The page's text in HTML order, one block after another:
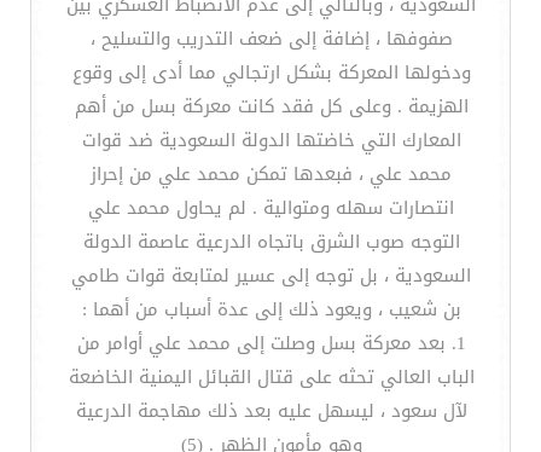
صفوفها ، إضافة إلى ضعف التدريب والتسليح ،
ودخولها المعركة بشكل ارتجالي مما أدى إلى وقوع
الهزيمة . وعلى كل فقد كانت معركة بسل من أهم
المعارك التي خاضتها الدولة السعودية ضد قوات
محمد علي ، فبعدها تمكن محمد علي من إحراز
انتصارات سهله ومتوالية . لم يحاول محمد علي
التوجه صوب الشرق باتجاه الدرعية عاصمة الدولة
السعودية ، بل توجه إلى عسير لمتابعة قوات طامي
بن شعيب ، ويعود ذلك إلى عدة أسباب من أهما :
1. بعد معركة بسل وصلت إلى محمد علي أوامر من
الباب العالي تحثه على قتال القبائل اليمنية الخاضعة
لآل سعود ، ليسهل عليه بعد ذلك مهاجمة الدرعية
وهو مأمون الظهر . (5)